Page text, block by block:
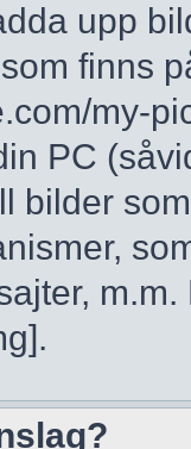
upp
finns
my-
PC
bilder